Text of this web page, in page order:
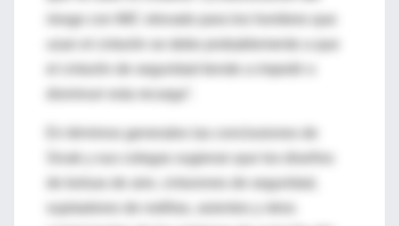
riesgo con IMC elevado para los hombres que
el cinturón de seguridad tiende a impedir o
disminuir esta recarga”.
En términos generales las conclusiones de
Sivak y sus colegas sugieran que los diseños
de bolsas de aire, cinturones de seguridad,